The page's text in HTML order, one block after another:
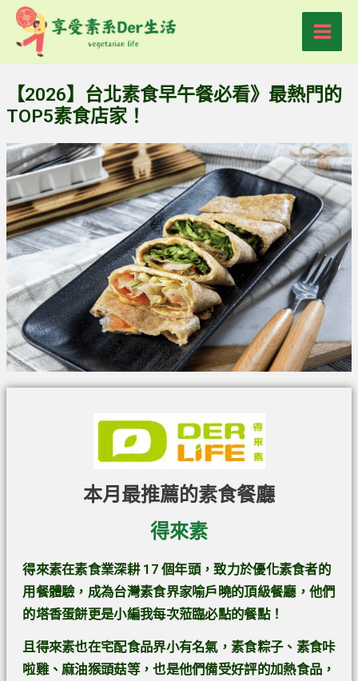
Main
【2026】台北素食早午餐必看》最熱門的
TOP5素食店家！
本月最推薦的素食餐廳
得來素
得來素在素食業深耕 17 個年頭，致力於優化素食者的
用餐體驗，成為台灣素食界家喻戶曉的頂級餐廳，他們
的塔香蛋餅更是小編我每次蒞臨必點的餐點！
且得來素也在宅配食品界小有名氣，素食粽子、素食咔
啦雞、麻油猴頭菇等，也是他們備受好評的加熱食品，